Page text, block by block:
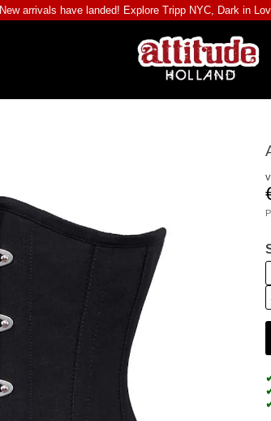
New arrivals have landed! Explore Tripp NYC, Dark in